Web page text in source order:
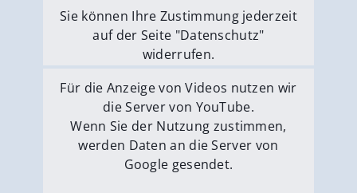
Sie können Ihre Zustimmung jederzeit
auf der Seite "Datenschutz"
widerrufen.
Externe Medien erlauben
Für die Anzeige von Videos nutzen wir
die Server von YouTube.
Wenn Sie der Nutzung zustimmen,
werden Daten an die Server von
Google gesendet.